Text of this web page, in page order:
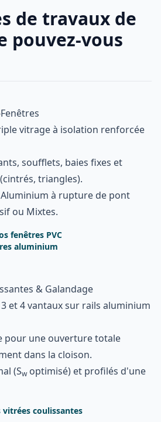
de travaux de
pouvez-vous
vitrage à isolation renforcée
soufflets, baies fixes et
triangles).
Aluminium à rupture de pont
ou Mixtes.
fenêtres PVC
aluminium
& Galandage
et 4 vantaux sur rails aluminium
pour une ouverture totale
dans la cloison.
(Swoptimisé) et profilés d'une
vitrées coulissantes